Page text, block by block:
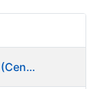
OE 24/24 - Ingeniero de Proyectos (Centro de trabajo Burgos)